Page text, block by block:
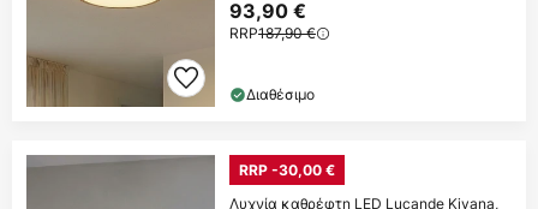
93,90 €
RRP187,90 €
Διαθέσιμο
RRP -30,00 €
Λυχνία καθρέφτη LED Lucande Kivana,